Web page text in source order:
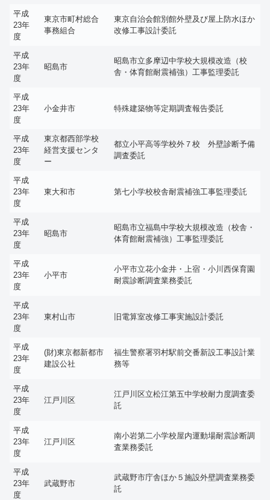
平成
23年
度
東京市町村総合
事務組合
東京自治会館別館外壁及び屋上防水ほか
改修工事設計委託
平成
23年
度
昭島市
昭島市立多摩辺中学校大規模改造（校
舎・体育館耐震補強）工事監理委託
平成
23年
度
小金井市 特殊建築物等定期調査報告委託
平成
23年
度
東京都西部学校
経営支援センタ
ー
都立小平高等学校外７校 外壁診断予備
調査委託
平成
23年
度
東大和市 第七小学校校舎耐震補強工事監理委託
平成
23年
度
昭島市
昭島市立福島中学校大規模改造（校舎・
体育館耐震補強）工事監理委託
平成
23年
度
小平市
小平市立花小金井・上宿・小川西保育園
耐震診断調査業務委託
平成
23年
度
東村山市 旧電算室改修工事実施設計委託
平成
23年
度
(財)東京都新都市
建設公社
福生警察署羽村駅前交番新設工事設計業
務等
平成
23年
度
江戸川区
江戸川区立松江第五中学校耐力度調査委
託
平成
23年
度
江戸川区
南小岩第二小学校屋内運動場耐震診断調
査業務委託
平成
23年
度
武蔵野市
武蔵野市庁舎ほか５施設外壁調査業務委
託